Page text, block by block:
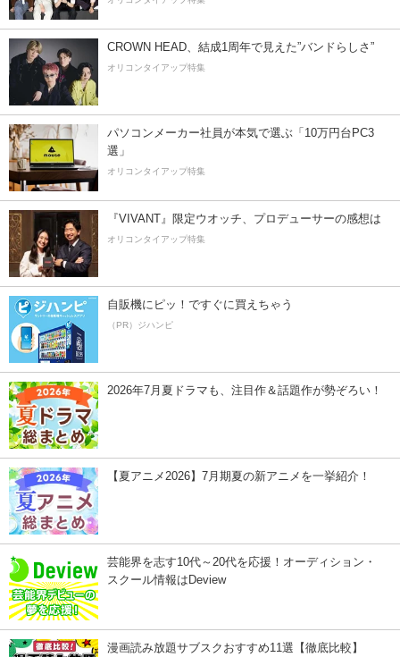
CROWN HEAD、結成1周年で見えた”バンドらしさ”
オリコンタイアップ特集
パソコンメーカー社員が本気で選ぶ「10万円台PC3
選」
オリコンタイアップ特集
『VIVANT』限定ウオッチ、プロデューサーの感想は
オリコンタイアップ特集
自販機にピッ！ですぐに買えちゃう
（PR）ジハンピ
2026年7月夏ドラマも、注目作＆話題作が勢ぞろい！
【夏アニメ2026】7月期夏の新アニメを一挙紹介！
芸能界を志す10代～20代を応援！オーディション・
スクール情報はDeview
漫画読み放題サブスクおすすめ11選【徹底比較】